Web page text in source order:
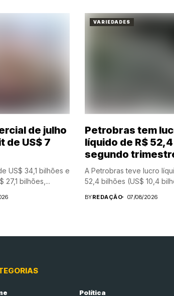
de julho
de US$ 7
US$ 34,1 bilhões e
27,1 bilhões,...
VARIEDADES
Petrobras tem
líquido de R$
segundo
A Petrobras teve lucro
52,4 bilhões (US$ 10,4
BYREDAÇÃO 07/08/2026
Política